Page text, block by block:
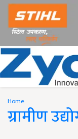
Home
ग्रामीण